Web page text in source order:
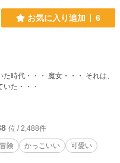
お気に入り追加 6
時代・・・ 魔女・・・ それは、
た・・・
位 / 2,488件
冒険 かっこいい
可愛い